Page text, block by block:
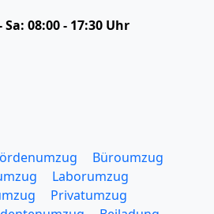
Sa: 08:00 - 17:30 Uhr
Büroumzug
Laborumzug
Privatumzug